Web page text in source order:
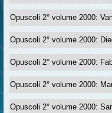
Opuscoli 2° volume 2000:
Opuscoli 2° volume 2000:
Opuscoli 2° volume 2000:
Opuscoli 2° volume 2000:
Opuscoli 2° volume 2000: